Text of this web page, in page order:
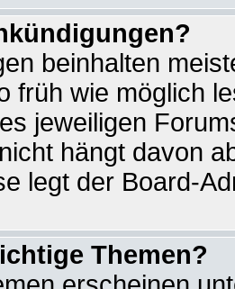
beinhalten
früh wie möglich
jeweiligen
hängt davon
legt der Board-
Themen?